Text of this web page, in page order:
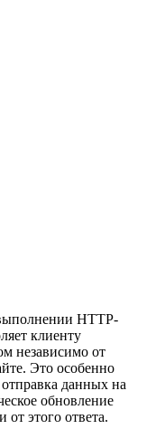
HTTP-
клиенту
независимо от
Это особенно
отправка данных на
обновление
этого ответа.